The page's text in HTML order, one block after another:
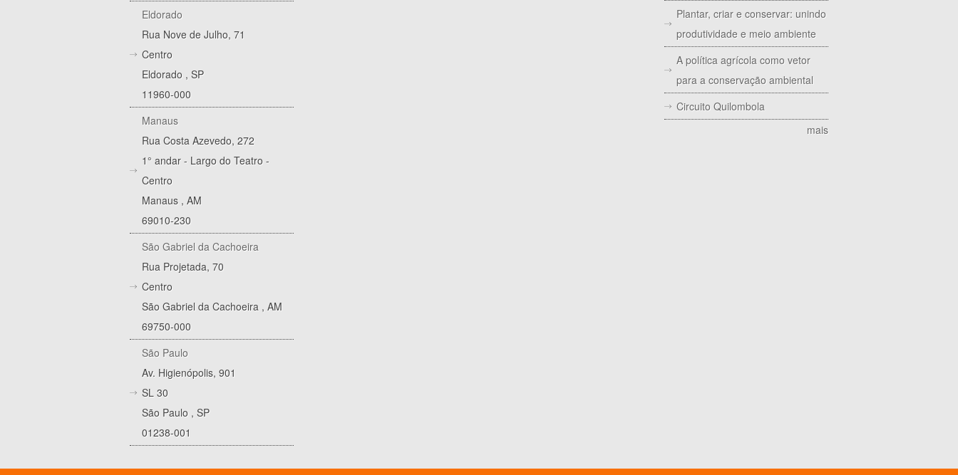
Eldorado
Rua Nove de Julho, 71
Centro
Eldorado , SP
11960-000
Manaus
Rua Costa Azevedo, 272
1° andar - Largo do Teatro -
Centro
Manaus , AM
69010-230
São Gabriel da Cachoeira
Rua Projetada, 70
Centro
São Gabriel da Cachoeira , AM
69750-000
São Paulo
Av. Higienópolis, 901
SL 30
São Paulo , SP
01238-001
Plantar, criar e conservar: unindo
produtividade e meio ambiente
A política agrícola como vetor
para a conservação ambiental
Circuito Quilombola
mais